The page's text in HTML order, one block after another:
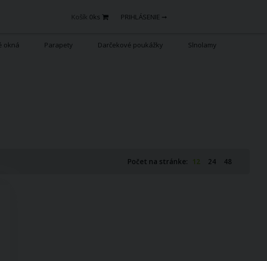
Košík 0ks PRIHLÁSENIE ➞
okná Parapety Darčekové poukážky Slnolamy
Počet na stránke: 12 24 48